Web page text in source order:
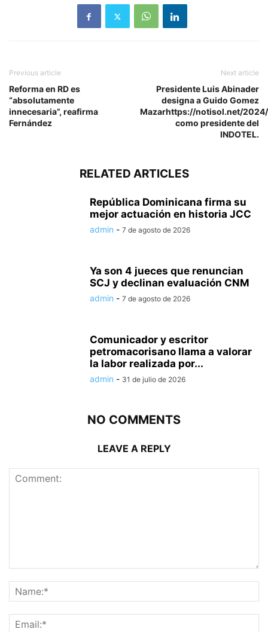
Previous article
Reforma en RD es
“absolutamente
innecesaria”, reafirma
Fernández
Next article
Presidente Luis Abinader
designa a Guido Gomez
Mazarhttps://notisol.net/
como presidente del
INDOTEL.
RELATED ARTICLES
República Dominicana firma su
mejor actuación en historia JCC
admin - 7 de agosto de 2026
Ya son 4 jueces que renuncian
SCJ y declinan evaluación CNM
admin - 7 de agosto de 2026
Comunicador y escritor
petromacorisano llama a valorar
la labor realizada por...
admin - 31 de julio de 2026
NO COMMENTS
LEAVE A REPLY